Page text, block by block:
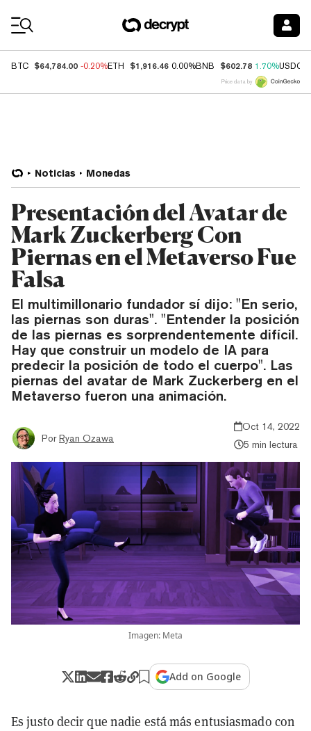
BTC $64,784.00 -0.20%ETH $1,916.46 0.00%BNB $602.78 1.70%USDC
Price data by
Noticias Monedas
Presentación del Avatar de
Mark Zuckerberg Con
Piernas en el Metaverso Fue
Falsa
El multimillonario fundador sí dijo: "En serio,
las piernas son duras". "Entender la posición
de las piernas es sorprendentemente difícil.
Hay que construir un modelo de IA para
predecir la posición de todo el cuerpo". Las
piernas del avatar de Mark Zuckerberg en el
Metaverso fueron una animación.
Por Ryan Ozawa
Oct 14, 2022
5 min lectura
Imagen: Meta
Add on Google
Es justo decir que nadie está más entusiasmado con